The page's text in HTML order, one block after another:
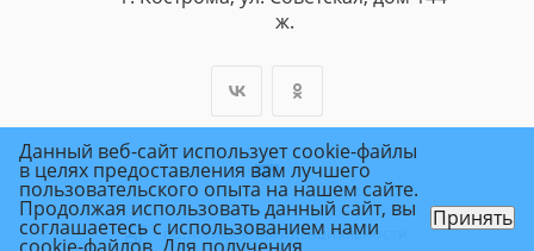
ж.
ПОЛИТИКА КОНФИДЕНЦИАЛЬНОСТИ
Данный веб-сайт использует cookie-файлы
в целях предоставления вам лучшего
пользовательского опыта на нашем сайте.
Продолжая использовать данный сайт, вы
соглашаетесь с использованием нами Принять